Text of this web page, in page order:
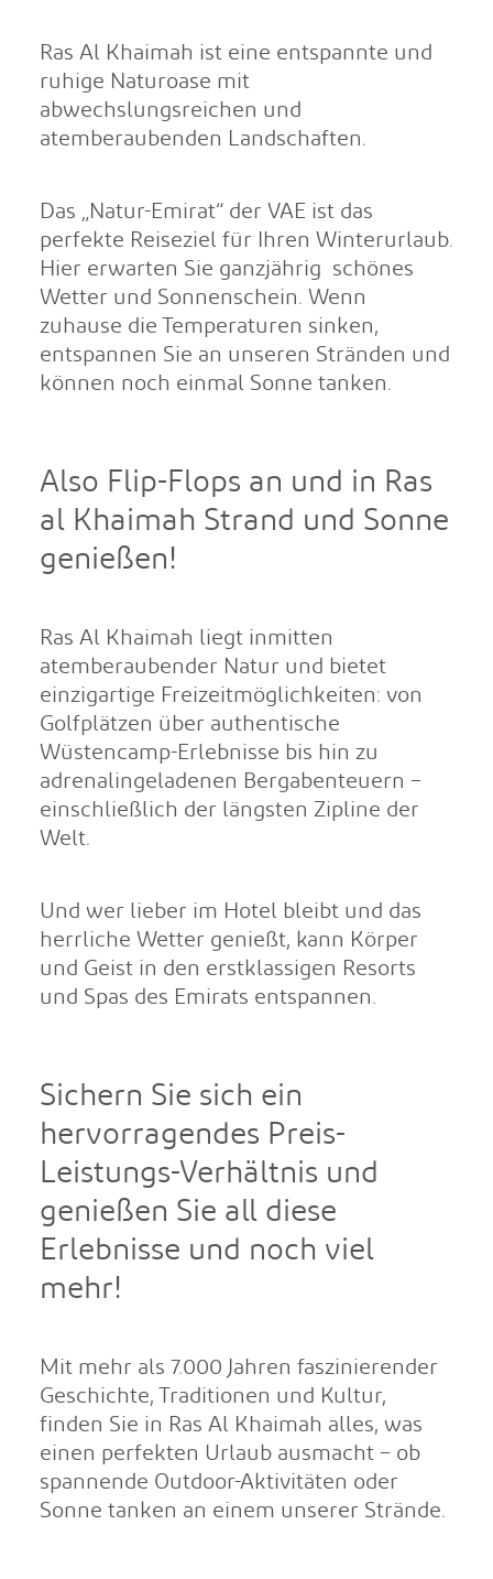
Ras Al Khaimah ist eine entspannte und
ruhige Naturoase mit
abwechslungsreichen und
atemberaubenden Landschaften.
Das „Natur-Emirat“ der VAE ist das
perfekte Reiseziel für Ihren Winterurlaub.
Hier erwarten Sie ganzjährig schönes
Wetter und Sonnenschein. Wenn
zuhause die Temperaturen sinken,
entspannen Sie an unseren Stränden und
können noch einmal Sonne tanken.
Also Flip-Flops an und in Ras
al Khaimah Strand und Sonne
genießen!
Ras Al Khaimah liegt inmitten
atemberaubender Natur und bietet
einzigartige Freizeitmöglichkeiten: von
Golfplätzen über authentische
Wüstencamp-Erlebnisse bis hin zu
adrenalingeladenen Bergabenteuern –
einschließlich der längsten Zipline der
Welt.
Und wer lieber im Hotel bleibt und das
herrliche Wetter genießt, kann Körper
und Geist in den erstklassigen Resorts
und Spas des Emirats entspannen.
Sichern Sie sich ein
hervorragendes Preis-
Leistungs-Verhältnis und
genießen Sie all diese
Erlebnisse und noch viel
mehr!
Mit mehr als 7.000 Jahren faszinierender
Geschichte, Traditionen und Kultur,
finden Sie in Ras Al Khaimah alles, was
einen perfekten Urlaub ausmacht – ob
spannende Outdoor-Aktivitäten oder
Sonne tanken an einem unserer Strände.